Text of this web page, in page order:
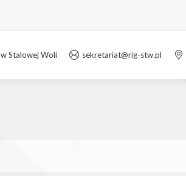
Stalowej Woli sekretariat@rig-stw.pl